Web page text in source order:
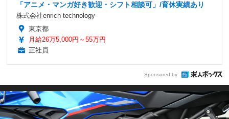
「アニメ・マンガ好き歓迎・シフト相談可」/育休実績あり
株式会社enrich technology
東京都
月給26万5,000円～55万円
正社員
Sponsored by